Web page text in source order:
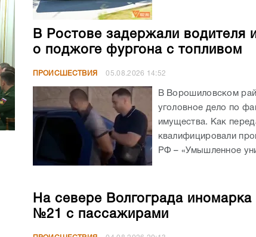
В Ростове задержали водителя
о поджоге фургона с топливом
ПРОИСШЕСТВИЯ 05.08.2026 14:52
В Ворошиловском
уголовное дело по
имущества. Как
квалифицировали
РФ – «Умышленное
На севере Волгограда иномарка
№21 с пассажирами